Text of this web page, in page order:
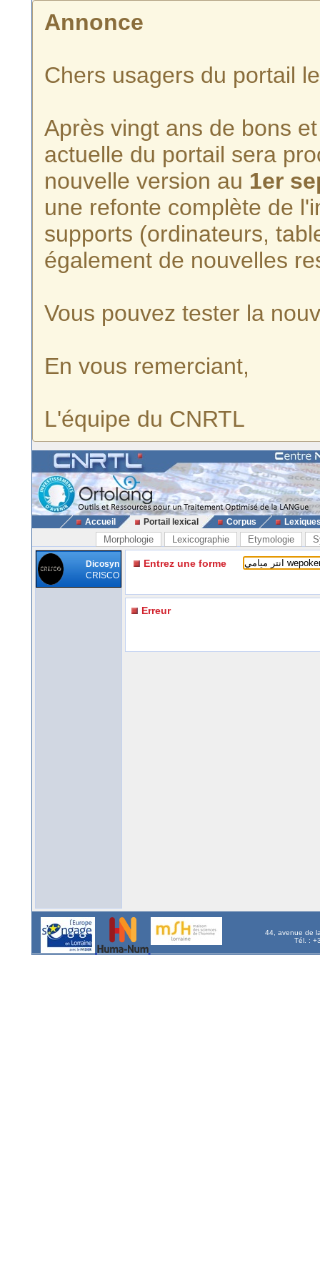
Annonce
Chers usagers du portail
Après vingt ans de bons
actuelle du portail sera
nouvelle version au 1er
une refonte complète de
supports (ordinateurs,
également de nouvelles
Vous pouvez tester la
En vous remerciant,
L'équipe du CNRTL
Accueil Portail lexical Corpus
Morphologie Lexicographie Etymologie
Dicosyn
CRISCO
Entrez une forme
Erreur
44, avenue de
Tél. :